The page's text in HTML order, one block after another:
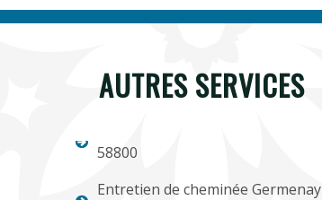
AUTRES SERVICES
58800
Entretien de cheminée Germenay